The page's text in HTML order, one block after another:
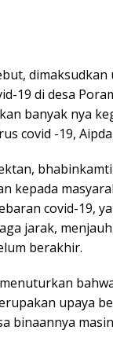
19 di desa
banyak nya
covid -19,
kepada
covid-19,
jarak,
berakhir.
upaya
binaannya